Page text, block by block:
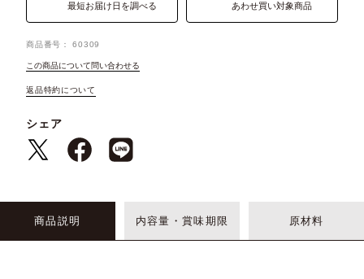
最短お届け日を調べる あわせ買い対象商品
商品番号 60309
この商品について問い合わせる
返品特約について
シェア
商品説明 内容量・賞味期限 原材料